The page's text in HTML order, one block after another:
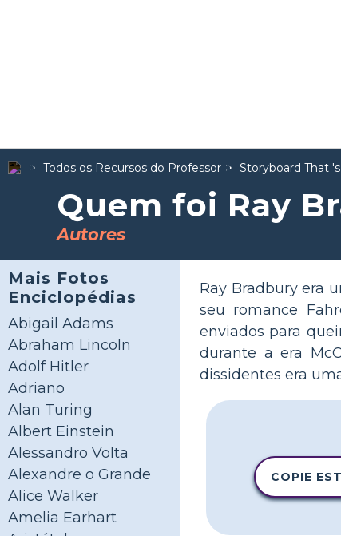
Todos os Recursos do Professor Storyboard That
Quem foi Ray
Autores
Mais Fotos
Enciclopédias
Abigail Adams
Abraham Lincoln
Adolf Hitler
Adriano
Alan Turing
Albert Einstein
Alessandro Volta
Alexandre o Grande
Alice Walker
Amelia Earhart
Ray Bradbury era
seu romance
enviados para
durante a era
dissidentes era
COPIE